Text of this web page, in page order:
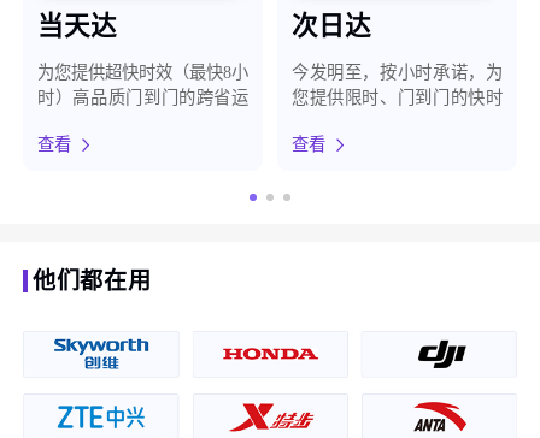
当天达
为您提供超快时效（最快8小
时）高品质门到门的跨省运
查看
次日达
今发明至，按小时承诺，为
您提供限时、门到门的快时
查看
他们都在用